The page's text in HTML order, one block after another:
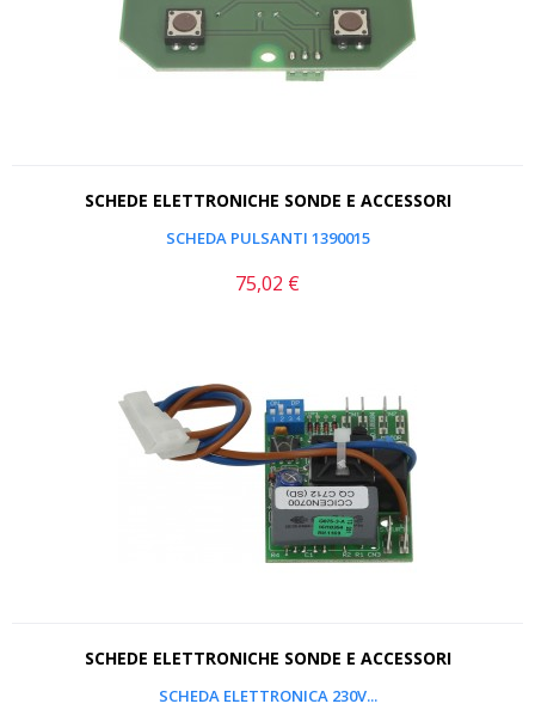
SCHEDE ELETTRONICHE SONDE E ACCESSORI
SCHEDA PULSANTI 1390015
Prezzo
75,02 €
SCHEDE ELETTRONICHE SONDE E ACCESSORI
SCHEDA ELETTRONICA 230V...